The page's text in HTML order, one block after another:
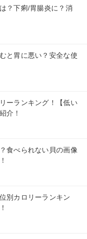
？下痢/胃腸炎に？消
と胃に悪い？安全な使
ーランキング！【低い
介！
食べられない貝の画像
別カロリーランキン